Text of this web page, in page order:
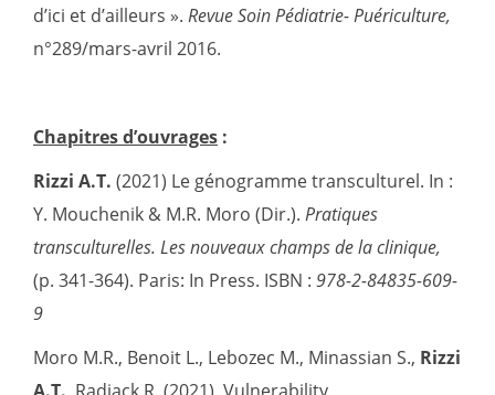
d’ici et d’ailleurs ». Revue Soin Pédiatrie- Puériculture,
n°289/mars-avril 2016.
Chapitres d’ouvrages :
Rizzi A.T. (2021) Le génogramme transculturel. In :
Y. Mouchenik & M.R. Moro (Dir.). Pratiques
transculturelles. Les nouveaux champs de la clinique,
(p. 341-364). Paris: In Press. ISBN : 978-2-84835-609-
9
Moro M.R., Benoit L., Lebozec M., Minassian S., Rizzi